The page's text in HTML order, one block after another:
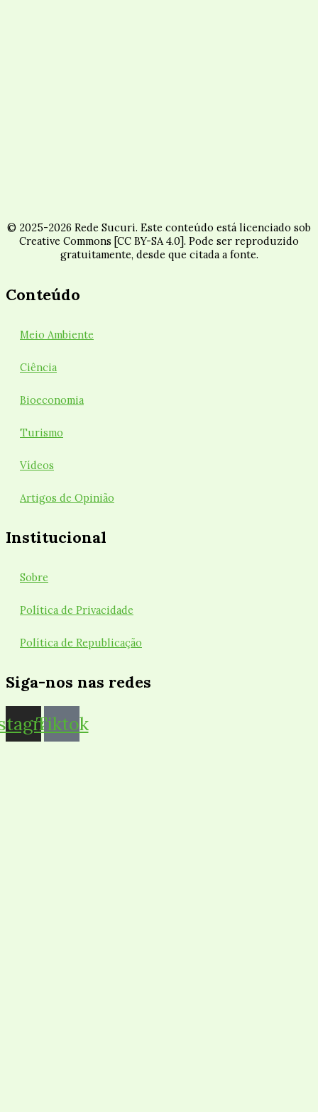
© 2025-2026 Rede Sucuri. Este conteúdo está licenciado sob
Creative Commons [CC BY-SA 4.0]. Pode ser reproduzido
gratuitamente, desde que citada a fonte.
Conteúdo
Meio Ambiente
Ciência
Bioeconomia
Turismo
Vídeos
Artigos de Opinião
Institucional
Sobre
Política de Privacidade
Política de Republicação
Siga-nos nas redes
Tiktok